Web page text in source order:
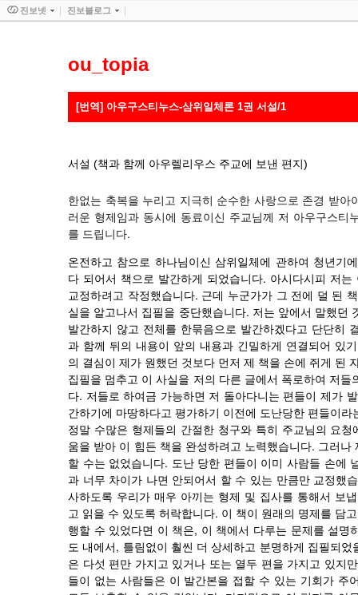
ou_topia
[번역] 아우구스티누스-삼위일체론 1권 서설/1
서설 (책과 함께 아우렐리우스 주교에 보낸 편지)
한없는 축복을 누리고 지극히 순수한 사랑으로 존경 받아
러운 형제임과 동시에 동료이신 주교님께 저 아우구스티
를 드립니다.
온전하고 참으로 하나님이신 삼위일체에 관하여 청년기에
다 되어서 책으로 발간하게 되었습니다. 아시다시피 저는
교정하려고 작정했습니다. 근데 누군가가 그 전에 덜 된
실을 알고나서 집필을 중단했습니다. 저는 앞에서 말했던
발간하지 않고 전체를 한묶음으로 발간하겠다고 단단히
과 함께 뒤의 내용이 앞의 내용과 긴밀하게 연결되어 있기
의 결심이 제가 원했던 것보다 먼저 제 책을 손에 쥐게 된
집필을 멈추고 이 사실을 저의 다른 글에서 폭로하여 저들
다. 저들로 하여금 가능하면 저 돌아다니는 편들이 제가
간하기에 마땅하다고 평가하기 이전에 도난당한 편들이라
정말 수많은 형제들의 간절한 청구와 특히 주교님의 요청
움을 받아 이 힘든 책을 완성하려고 노력했습니다. 그러나
할 수는 없었습니다. 도난 당한 편들이 이미 사람들 손에
과 너무 차이가 나면 안되어서 할 수 있는 만큼만 교정했
사하도록 우리가 매우 아끼는 형제 및 집사를 통해서 보
고 읽을 수 있도록 허락합니다. 이 책이 원래의 명제를 담고
행할 수 있었다면 이 책은, 이 책에서 다루는 문제를 설명
도 내에서 , 틀림없이 훨씬 더 상세하고 분명하게 집필되었
은 다섯 편만 가지고 있거나 또는 열두 편을 가지고 있지만
들이 없는 사람들은 이 발간본을 접할 수 있는 기회가 주
진보넷 진보블로그